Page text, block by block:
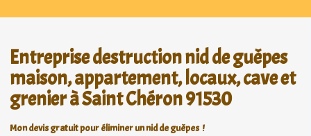
Entreprise destruction nid de guêpes
maison, appartement, locaux, cave et
grenier à Saint Chéron 91530
Mon devis gratuit pour éliminer un nid de guêpes !